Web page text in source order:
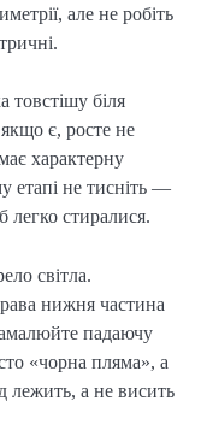
але не робіть
товстішу біля
є, росте не
характерну
етапі не тисніть —
легко стиралися.
світла.
нижня частина
падаючу
«чорна пляма», а
лежить, а не висить